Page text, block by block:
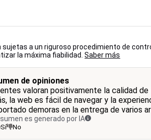
a un riguroso procedimiento de
la máxima fiabilidad.Saber más
de opiniones
valoran positivamente la calidad
la web es fácil de navegar y la
demoras en la entrega de varios
es generado por IA
Sí No